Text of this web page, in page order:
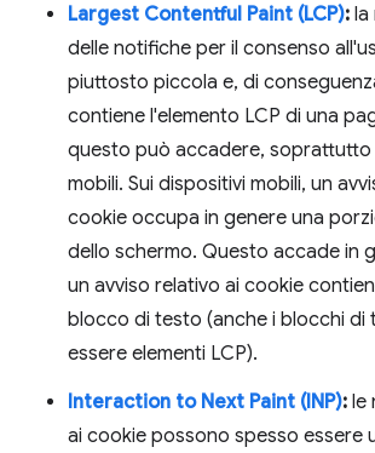
Largest Contentful Paint (LCP): la
delle notifiche per il consenso
piuttosto piccola e, di
contiene l'elemento LCP di una
questo può accadere, soprattutto
mobili. Sui dispositivi mobili, un
cookie occupa in genere una
dello schermo. Questo accade in
un avviso relativo ai cookie
blocco di testo (anche i blocchi di
essere elementi LCP).
Interaction to Next Paint (INP): le
ai cookie possono spesso essere